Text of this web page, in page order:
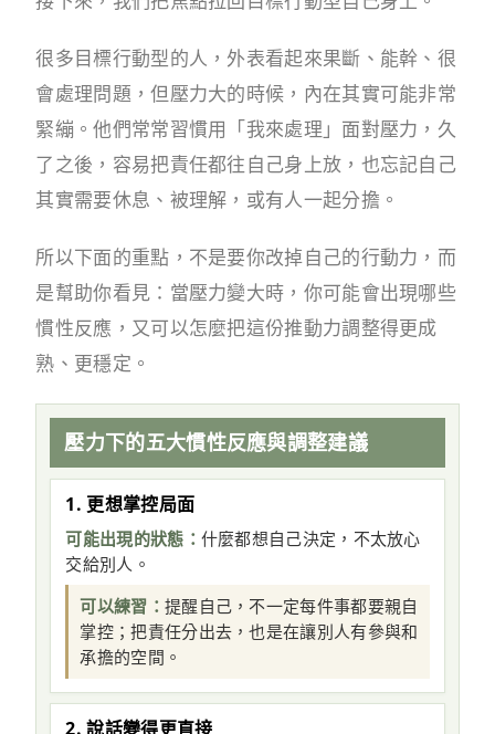
很多目標行動型的人，外表看起來果斷、能幹、很
會處理問題，但壓力大的時候，內在其實可能非常
緊繃。他們常常習慣用「我來處理」面對壓力，久
了之後，容易把責任都往自己身上放，也忘記自己
其實需要休息、被理解，或有人一起分擔。
所以下面的重點，不是要你改掉自己的行動力，而
是幫助你看見：當壓力變大時，你可能會出現哪些
慣性反應，又可以怎麼把這份推動力調整得更成
熟、更穩定。
壓力下的五大慣性反應與調整建議
1. 更想掌控局面
可能出現的狀態： 什麼都想自己決定，不太放心
交給別人。
可以練習： 提醒自己，不一定每件事都要親自
掌控；把責任分出去，也是在讓別人有參與和
承擔的空間。
2. 說話變得更直接